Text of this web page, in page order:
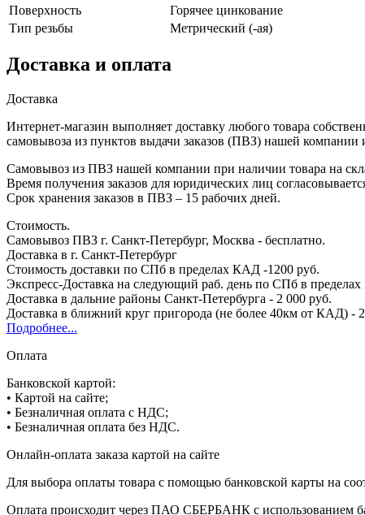
Поверхность
Горячее цинкование
Тип резьбы
Метрический (-ая)
Доставка и оплата
Доставка
Интернет-магазин выполняет доставку любого товара
самовывоза из пунктов выдачи заказов (ПВЗ) нашей
Самовывоз из ПВЗ нашей компании при наличии товара на
Время получения заказов для юридических лиц
Срок хранения заказов в ПВЗ – 15 рабочих дней.
Стоимость.
Самовывоз ПВЗ г. Санкт-Петербург, Москва - бесплатно.
Доставка в г. Санкт-Петербург
Стоимость доставки по СПб в пределах КАД -1200 руб.
Экспресс-Доставка на следующий раб. день по СПб в
Доставка в дальние районы Санкт-Петербурга - 2 000 руб.
Доставка в ближний круг пригорода (не более 40км от КАД) -
Подробнее...
Оплата
Банковской картой:
• Картой на сайте;
• Безналичная оплата с НДС;
• Безналичная оплата без НДС.
Онлайн-оплата заказа картой на сайте
Для выбора оплаты товара с помощью банковской карты на
Оплата происходит через ПАО СБЕРБАНК с использованием